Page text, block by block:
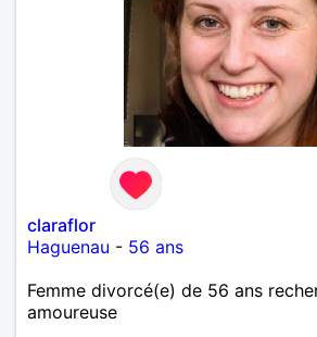
claraflor
Haguenau - 56 ans
Femme divorcé(e) de 56 ans
amoureuse